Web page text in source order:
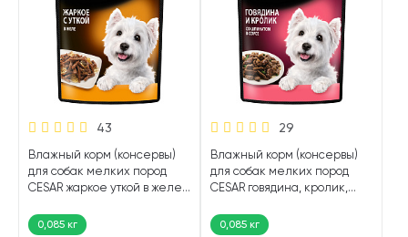
43
Влажный корм (консервы)
для собак мелких пород
CESAR жаркое уткой в желе
0,085 кг
29
Влажный корм (консервы)
для собак мелких пород
CESAR говядина, кролик,
0,085 кг